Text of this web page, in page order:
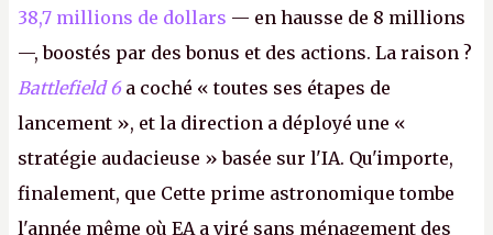
38,7 millions de dollars — en hausse de 8 millions
—, boostés par des bonus et des actions. La raison ?
Battlefield 6 a coché « toutes ses étapes de
lancement », et la direction a déployé une «
stratégie audacieuse » basée sur l'IA. Qu'importe,
finalement, que Cette prime astronomique tombe
l'année même où EA a viré sans ménagement des